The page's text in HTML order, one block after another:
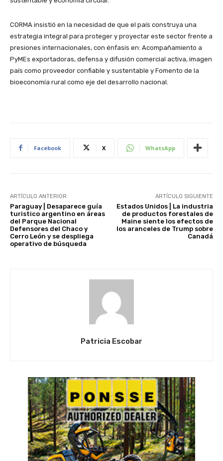
CORMA insistió en la necesidad de que el país construya una
estrategia integral para proteger y proyectar este sector frente a
presiones internacionales, con énfasis en: Acompañamiento a
PyMEs exportadoras, defensa y difusión comercial activa, imagen
país como proveedor confiable y sustentable y Fomento de la
bioeconomía rural como eje del desarrollo nacional.
Facebook X WhatsApp
ARTÍCULO ANTERIOR
Paraguay | Desaparece guía
turistico argentino en áreas
del Parque Nacional
Defensores del Chaco y
Cerro León y se despliega
operativo de búsqueda
ARTÍCULO SIGUIENTE
Estados Unidos | La industria
de productos forestales de
Maine siente los efectos de
los aranceles de Trump sobre
Canadá
Patricia Escobar